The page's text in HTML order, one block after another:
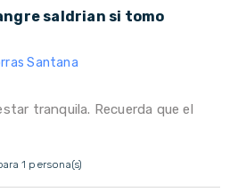
saldrian si tomo
Santana
tranquila. Recuerda que el
1 persona(s)